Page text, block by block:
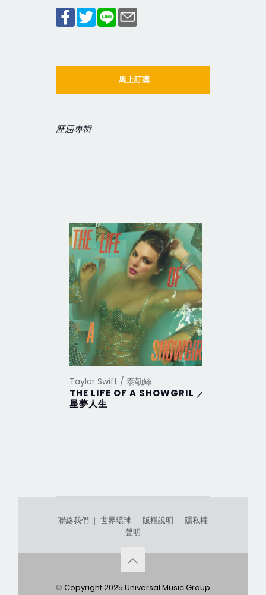
馬上訂購
歷屆專輯
Taylor Swift / 泰勒絲
THE LIFE OF A SHOWGRIL ／
星夢人生
聯絡我們 ｜ 世界環球 ｜ 版權說明 ｜ 隱私權
聲明
© Copyright 2025 Universal Music Group